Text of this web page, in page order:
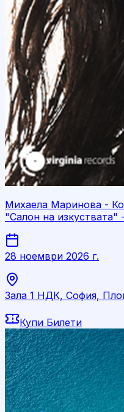
Михаела Маринова -
"Салон на
28 ноември 2026 г.
Зала 1 НДК, София,
Купи Билети